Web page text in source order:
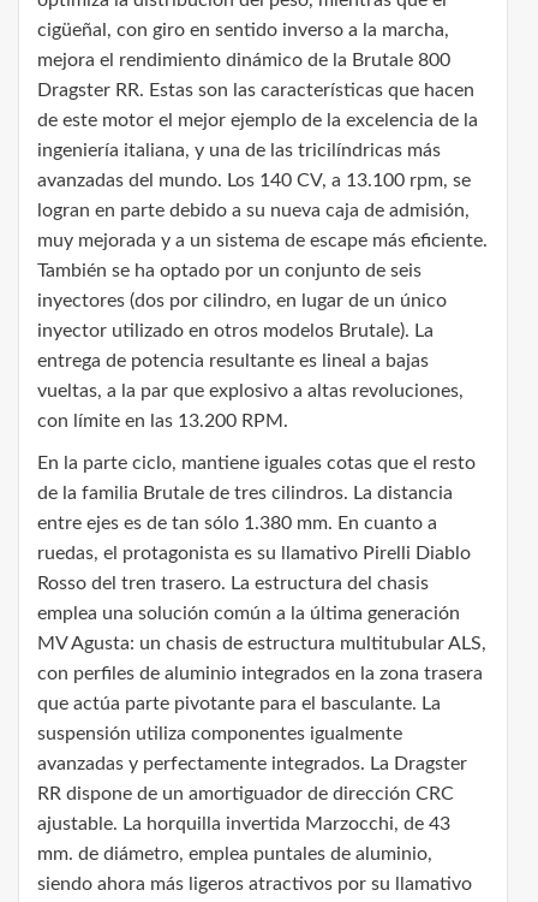
cigüeñal, con giro en sentido inverso a la marcha,
mejora el rendimiento dinámico de la Brutale 800
Dragster RR. Estas son las características que hacen
de este motor el mejor ejemplo de la excelencia de la
ingeniería italiana, y una de las tricilíndricas más
avanzadas del mundo. Los 140 CV, a 13.100 rpm, se
logran en parte debido a su nueva caja de admisión,
muy mejorada y a un sistema de escape más eficiente.
También se ha optado por un conjunto de seis
inyectores (dos por cilindro, en lugar de un único
inyector utilizado en otros modelos Brutale). La
entrega de potencia resultante es lineal a bajas
vueltas, a la par que explosivo a altas revoluciones,
con límite en las 13.200 RPM.
En la parte ciclo, mantiene iguales cotas que el resto
de la familia Brutale de tres cilindros. La distancia
entre ejes es de tan sólo 1.380 mm. En cuanto a
ruedas, el protagonista es su llamativo Pirelli Diablo
Rosso del tren trasero. La estructura del chasis
emplea una solución común a la última generación
MV Agusta: un chasis de estructura multitubular ALS,
con perfiles de aluminio integrados en la zona trasera
que actúa parte pivotante para el basculante. La
suspensión utiliza componentes igualmente
avanzadas y perfectamente integrados. La Dragster
RR dispone de un amortiguador de dirección CRC
ajustable. La horquilla invertida Marzocchi, de 43
mm. de diámetro, emplea puntales de aluminio,
siendo ahora más ligeros atractivos por su llamativo